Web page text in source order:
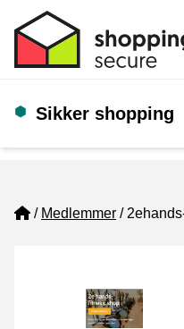
Sikker shopping
Home
Medlemmer